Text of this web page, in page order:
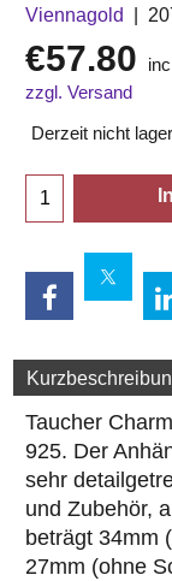
Viennagold
€57.80
zzgl. Versand
Derzeit nicht
Taucher
925. Der
sehr
und Zubehör,
beträgt 34mm
27mm (ohne